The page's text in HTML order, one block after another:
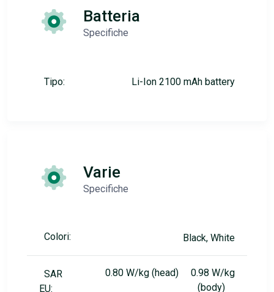
Batteria
Specifiche
Tipo: Li-Ion 2100 mAh battery
Varie
Specifiche
Colori: Black, White
SAR
EU:
0.80 W/kg (head) 0.98 W/kg
(body)